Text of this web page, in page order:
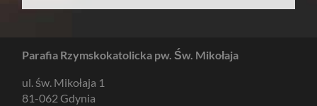
Parafia Rzymskokatolicka pw. Św. Mikołaja
ul. św. Mikołaja 1
81-062 Gdynia